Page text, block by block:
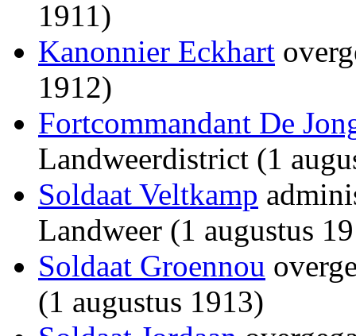
1911)
Kanonnier Eckhart
1912)
Fortcommandant De
Landweerdistrict (1
Soldaat Veltkamp
Landweer (1 augustus
Soldaat Groennou
(1 augustus 1913)